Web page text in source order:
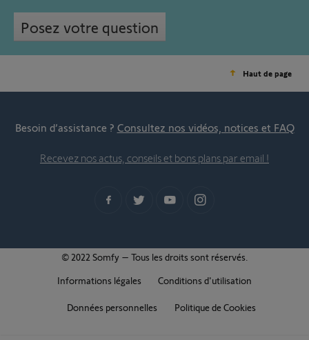
Posez votre question
Haut de page
Besoin d’assistance ? Consultez nos vidéos, notices et FAQ
Recevez nos actus, conseils et bons plans par email !
© 2022 Somfy – Tous les droits sont réservés.
Informations légales
Conditions d'utilisation
Données personnelles Politique de Cookies